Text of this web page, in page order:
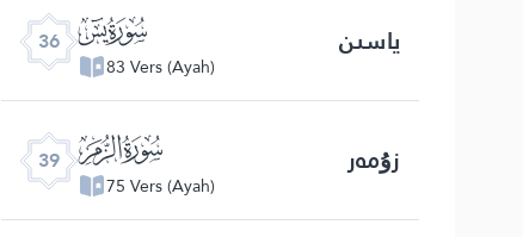
36 ﮰ
83 Vers (Ayah)
ياسىن
39 ﯔ
75 Vers (Ayah)
زۇمەر